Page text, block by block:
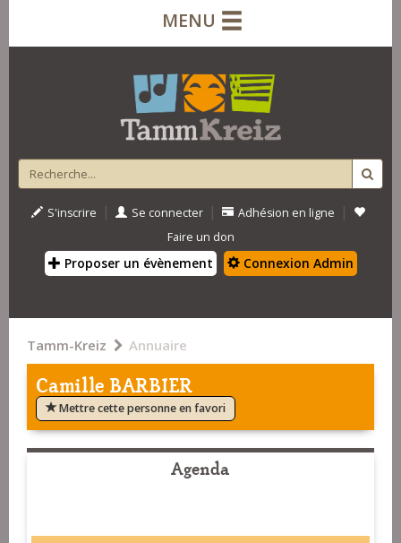
MENU
S'inscrire | Se connecter | Adhésion en ligne |
Faire un don
Proposer un évènement Connexion Admin
Tamm-Kreiz Annuaire
Camille BARBIER
Mettre cette personne en favori
Agenda